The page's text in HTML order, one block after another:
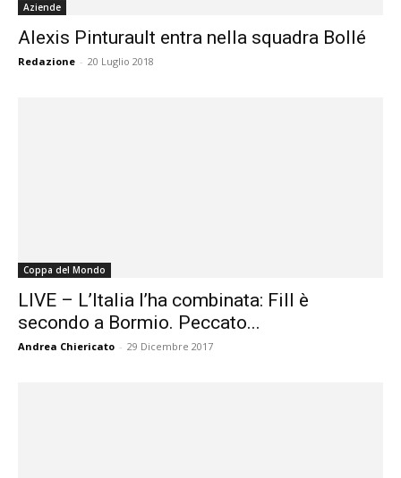
Aziende
Alexis Pinturault entra nella squadra Bollé
Redazione - 20 Luglio 2018
Coppa del Mondo
LIVE – L’Italia l’ha combinata: Fill è
secondo a Bormio. Peccato...
Andrea Chiericato - 29 Dicembre 2017